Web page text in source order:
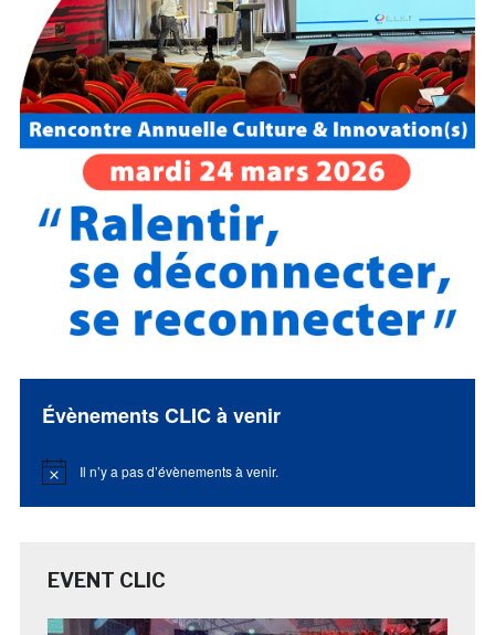
Évènements CLIC à venir
Notice Il n’y a pas d’évènements à venir.
EVENT CLIC